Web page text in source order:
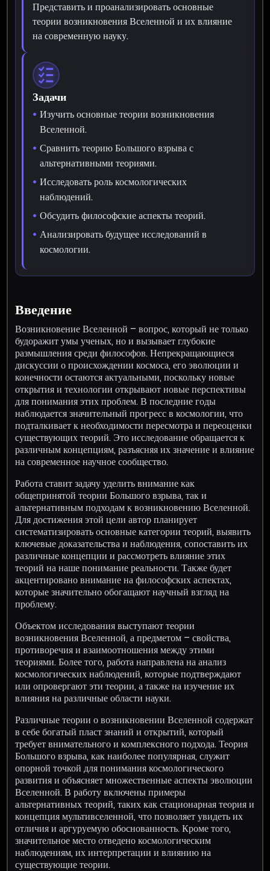
Представить и проанализировать основные
теории возникновения Вселенной и их влияние
на современную науку.
Задачи
Изучить основные теории возникновения
Вселенной.
Сравнить теорию Большого взрыва с
альтернативными теориями.
Исследовать роль космологических
наблюдений.
Обсудить философские аспекты теорий.
Анализировать будущее исследований в
космологии.
Введение
Возникновение Вселенной – вопрос, который не только
будоражит умы ученых, но и вызывает глубокие
размышления среди философов. Непрекращающиеся
дискуссии о происхождении космоса, его эволюции и
конечности остаются актуальными, поскольку новые
открытия и технологии открывают новые перспективы
для понимания этих проблем. В последние годы
наблюдается значительный прогресс в космологии, что
подталкивает к необходимости пересмотра и переоценки
существующих теорий. Это исследование обращается к
различным концепциям, разъясняя их значение и влияние
на современное научное сообщество.
Работа ставит задачу уделить внимание как
общепринятой теории Большого взрыва, так и
альтернативным подходам к возникновению Вселенной.
Для достижения этой цели автор планирует
систематизировать основные категории теорий, выявить
ключевые доказательства и наблюдения, сопоставить их
различные концепции и рассмотреть влияние этих
теорий на наше понимание реальности. Также будет
акцентировано внимание на философских аспектах,
которые значительно обогащают научный взгляд на
проблему.
Объектом исследования выступают теории
возникновения Вселенной, а предметом – свойства,
противоречия и взаимоотношения между этими
теориями. Более того, работа направлена на анализ
космологических наблюдений, которые подтверждают
или опровергают эти теории, а также на изучение их
влияния на различные области науки.
Различные теории о возникновении Вселенной содержат
в себе богатый пласт знаний и открытий, который
требует внимательного и комплексного подхода. Теория
Большого взрыва, как наиболее популярная, служит
опорной точкой для понимания космологического
развития и объясняет множественные аспекты эволюции
Вселенной. В работу включены примеры
альтернативных теорий, таких как стационарная теория и
концепция мультивселенной, что позволяет увидеть их
отличия и аргуруемую обоснованность. Кроме того,
значительное место отведено космологическим
наблюдениям, их интерпретации и влиянию на
существующие теории.